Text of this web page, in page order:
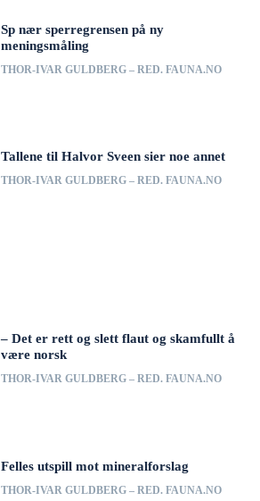
Sp nær sperregrensen på ny
meningsmåling
THOR-IVAR GULDBERG – RED. FAUNA.NO
Tallene til Halvor Sveen sier noe annet
THOR-IVAR GULDBERG – RED. FAUNA.NO
– Det er rett og slett flaut og skamfullt å
være norsk
THOR-IVAR GULDBERG – RED. FAUNA.NO
Felles utspill mot mineralforslag
THOR-IVAR GULDBERG – RED. FAUNA.NO